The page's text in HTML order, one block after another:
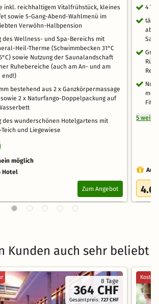
inkl. reichhaltigem Vitalfrühstück, kleines
sowie 5-Gang-Abend-Wahlmenü im
Verwöhn-Halbpension
des Wellness- und Spa-Bereichs mit
Heil-Therme (Schwimmbecken 31°C
sowie Nutzung der Saunalandschaft
Ruhebereiche (auch am An- und am
end!)
bestehend aus 2 x Ganzkörpermassage
2 x Naturfango-Doppelpackung auf
des wunderschönen Hotelgartens mit
und Liegewiese
möglich
Hotel
Zum Angebot
4
5
4.6
Kunden auch sehr beliebt
8 Tage
364 CHF
Gesamtpreis:727 CHF